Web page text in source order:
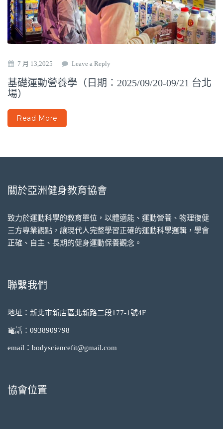
7 月 13,2025 Leave a Reply
基礎運動營養學（日期：2025/09/20-09/21 台北
場）
Read More
關於亞洲健身教育協會
致力於運動科學的教育單位，以體適能、運動營養、物理復健
三方專業觀點，讓現代人完整學習正確的運動科學邏輯，學會
正確、自主、長期的健身運動保養觀念。
聯繫我們
地址：新北市新店區北新路二段177-1號4F
電話：0938909798
email：bodysciencefit@gmail.com
協會位置